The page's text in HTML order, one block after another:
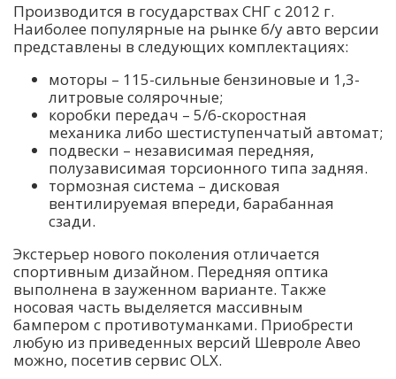
Производится в государствах СНГ с 2012 г.
Наиболее популярные на рынке б/у авто версии
представлены в следующих комплектациях:
моторы – 115-сильные бензиновые и 1,3-
литровые солярочные;
коробки передач – 5/6-скоростная
механика либо шестиступенчатый автомат;
подвески – независимая передняя,
полузависимая торсионного типа задняя.
тормозная система – дисковая
вентилируемая впереди, барабанная
сзади.
Экстерьер нового поколения отличается
спортивным дизайном. Передняя оптика
выполнена в зауженном варианте. Также
носовая часть выделяется массивным
бампером с противотуманками. Приобрести
любую из приведенных версий Шевроле Авео
можно, посетив сервис OLX.